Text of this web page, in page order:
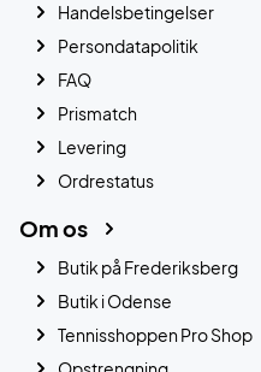
Handelsbetingelser
Persondatapolitik
FAQ
Prismatch
Levering
Ordrestatus
Om os
Butik på Frederiksberg
Butik i Odense
Tennisshoppen Pro Shop